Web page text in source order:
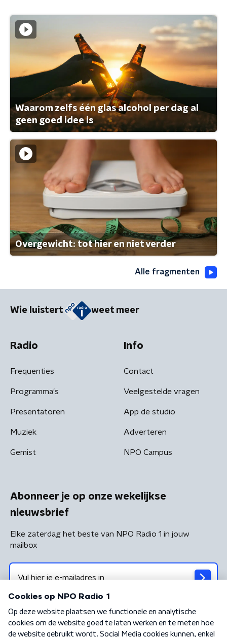
Waarom zelfs één glas alcohol per dag al
geen goed idee is
Overgewicht: tot hier en niet verder
Alle fragmenten
Wie luistert weet meer
Radio
Frequenties
Programma's
Presentatoren
Muziek
Gemist
Info
Contact
Veelgestelde vragen
App de studio
Adverteren
NPO Campus
Abonneer je op onze wekelijkse
nieuwsbrief
Elke zaterdag het beste van NPO Radio 1 in jouw
mailbox